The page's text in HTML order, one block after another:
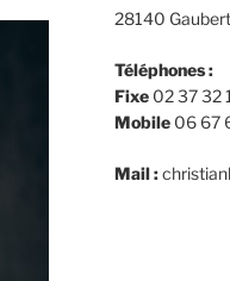
28140
Téléphones :
Fixe02 37 32
Mobile06 67
Mail :